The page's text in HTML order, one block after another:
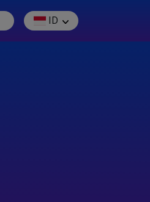
ID